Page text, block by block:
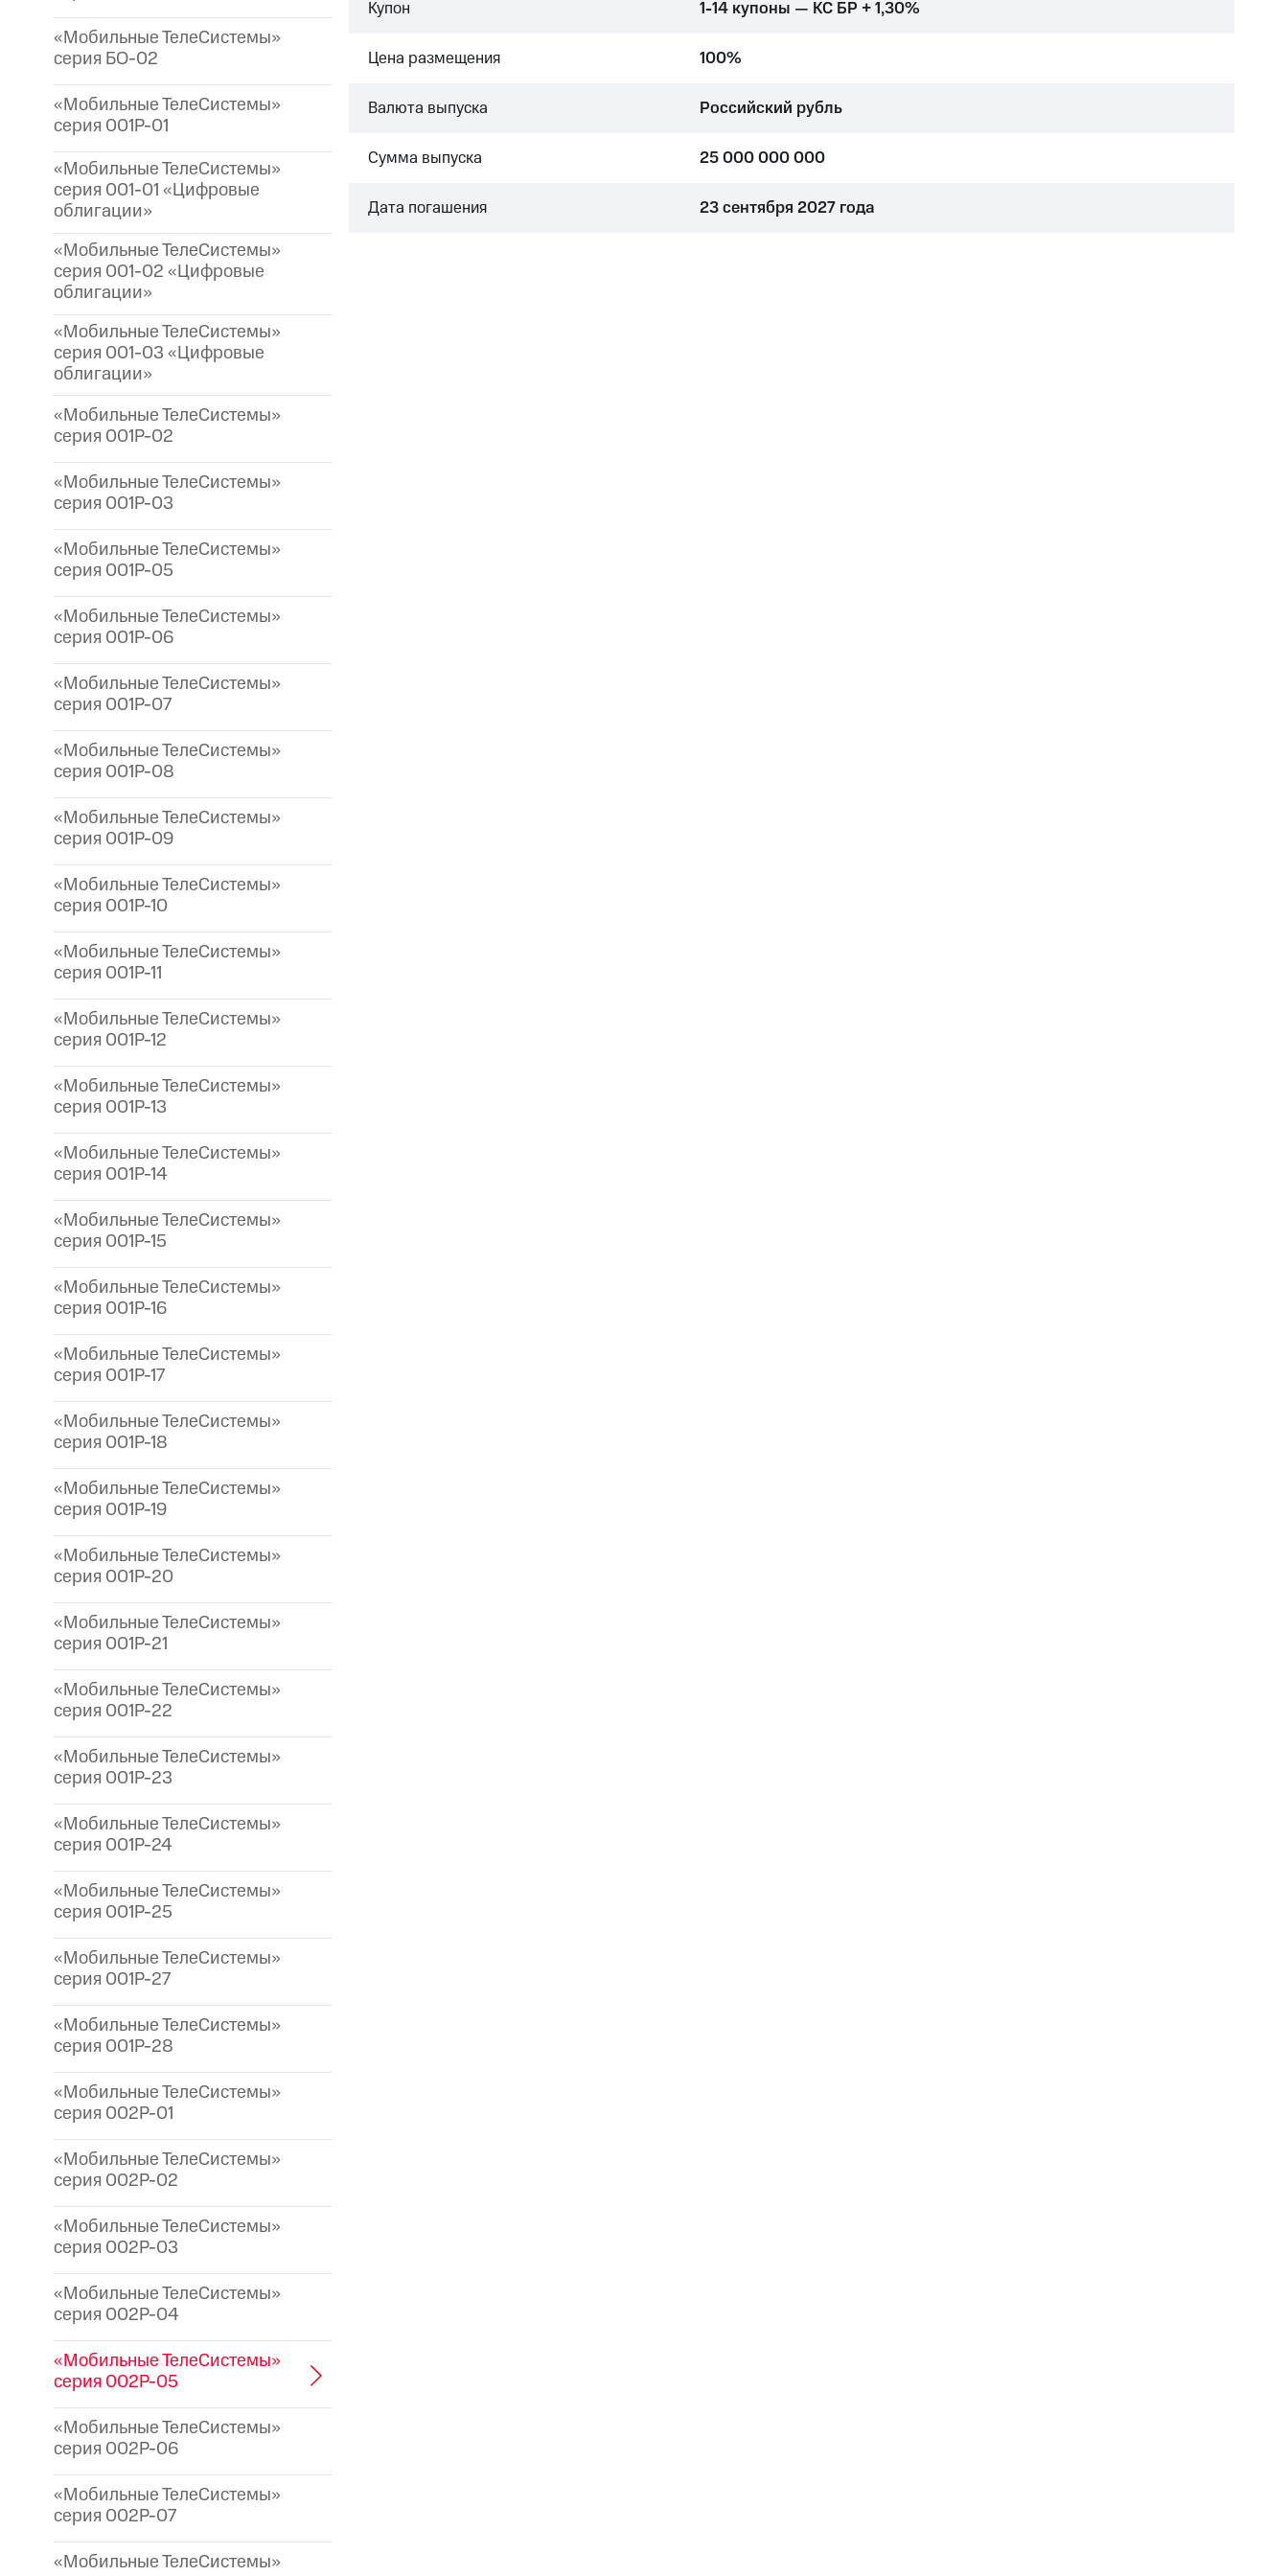
«Мобильные ТелеСистемы»
серия БО-02
«Мобильные ТелеСистемы»
серия 001P-01
«Мобильные ТелеСистемы»
серия 001-01 «Цифровые
облигации»
«Мобильные ТелеСистемы»
серия 001-02 «Цифровые
облигации»
«Мобильные ТелеСистемы»
серия 001-03 «Цифровые
облигации»
«Мобильные ТелеСистемы»
серия 001P-02
«Мобильные ТелеСистемы»
серия 001P-03
«Мобильные ТелеСистемы»
серия 001P-05
«Мобильные ТелеСистемы»
серия 001P-06
«Мобильные ТелеСистемы»
серия 001P-07
«Мобильные ТелеСистемы»
серия 001P-08
«Мобильные ТелеСистемы»
серия 001P-09
«Мобильные ТелеСистемы»
серия 001P-10
«Мобильные ТелеСистемы»
серия 001P-11
«Мобильные ТелеСистемы»
серия 001P-12
«Мобильные ТелеСистемы»
серия 001P-13
«Мобильные ТелеСистемы»
серия 001P-14
«Мобильные ТелеСистемы»
серия 001P-15
«Мобильные ТелеСистемы»
серия 001P-16
«Мобильные ТелеСистемы»
серия 001P-17
«Мобильные ТелеСистемы»
серия 001P-18
«Мобильные ТелеСистемы»
серия 001P-19
«Мобильные ТелеСистемы»
серия 001P-20
«Мобильные ТелеСистемы»
серия 001P-21
«Мобильные ТелеСистемы»
серия 001P-22
«Мобильные ТелеСистемы»
серия 001P-23
«Мобильные ТелеСистемы»
серия 001P-24
«Мобильные ТелеСистемы»
серия 001P-25
«Мобильные ТелеСистемы»
серия 001P-27
«Мобильные ТелеСистемы»
серия 001P-28
«Мобильные ТелеСистемы»
серия 002P-01
«Мобильные ТелеСистемы»
серия 002P-02
«Мобильные ТелеСистемы»
серия 002P-03
«Мобильные ТелеСистемы»
серия 002P-04
«Мобильные ТелеСистемы»
серия 002P-05
«Мобильные ТелеСистемы»
серия 002P-06
«Мобильные ТелеСистемы»
серия 002P-07
«Мобильные ТелеСистемы»
Купон 1-14 купоны — КС БР + 1,30%
Цена размещения 100%
Валюта выпуска Российский рубль
Сумма выпуска 25 000 000 000
Дата погашения 23 сентября 2027 года